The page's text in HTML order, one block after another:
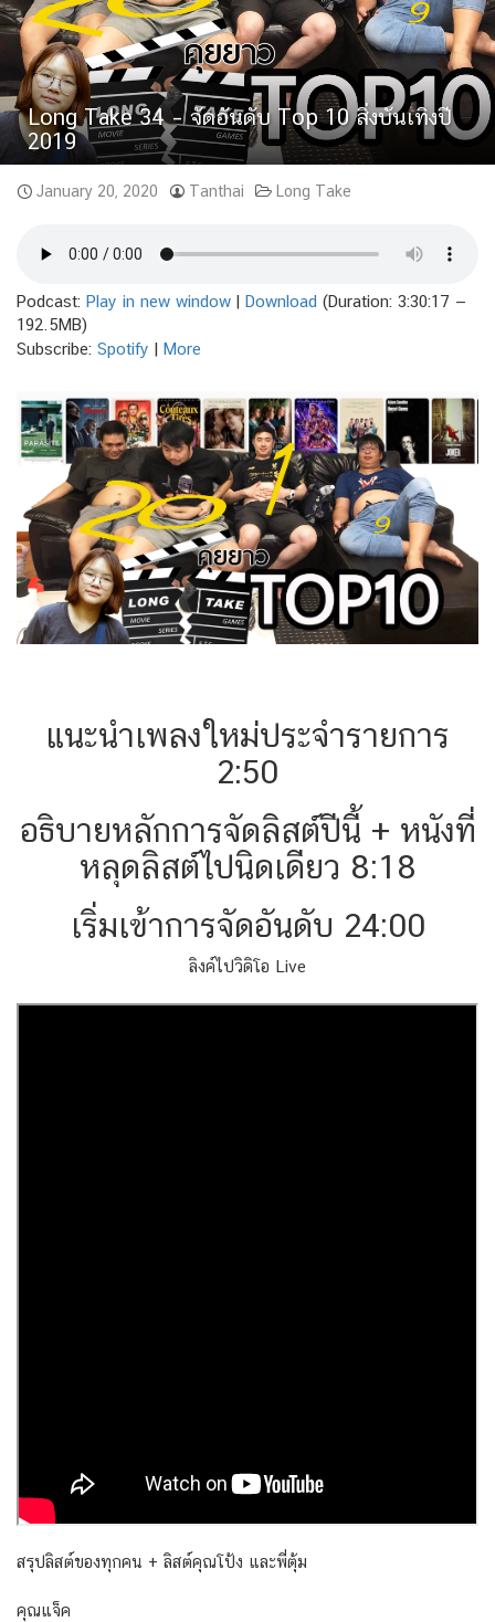
Long Take 34 – จัดอันดับ Top 10 สิ่งบันเทิงปี
2019
January 20, 2020 Tanthai Long Take
Podcast: Play in new window | Download (Duration: 3:30:17 —
192.5MB)
Subscribe: Spotify | More
แนะนำเพลงใหม่ประจำรายการ
2:50
อธิบายหลักการจัดลิสต์ปีนี้ + หนังที่
หลุดลิสต์ไปนิดเดียว 8:18
เริ่มเข้าการจัดอันดับ 24:00
ลิงค์ไปวิดิโอ Live
สรุปลิสต์ของทุกคน + ลิสต์คุณโป้ง และพี่ตุ้ม
คุณแจ็ค